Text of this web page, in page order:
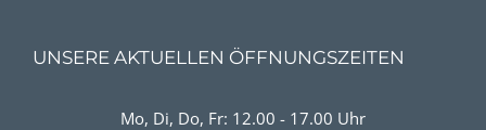
UNSERE AKTUELLEN ÖFFNUNGSZEITEN
Mo, Di, Do, Fr: 12.00 - 17.00 Uhr